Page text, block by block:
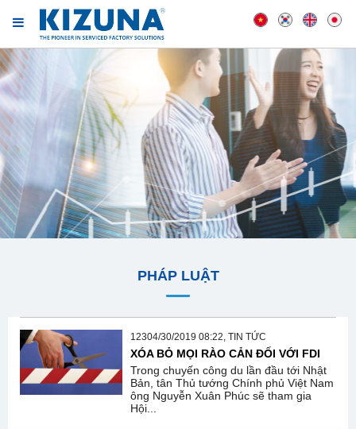
PHÁP LUẬT
12304/30/2019 08:22, TIN TỨC
XÓA BỎ MỌI RÀO CẢN ĐỐI VỚI FDI
Trong chuyến công du lần đầu tới Nhật
Bản, tân Thủ tướng Chính phủ Việt Nam
ông Nguyễn Xuân Phúc sẽ tham gia
Hội...